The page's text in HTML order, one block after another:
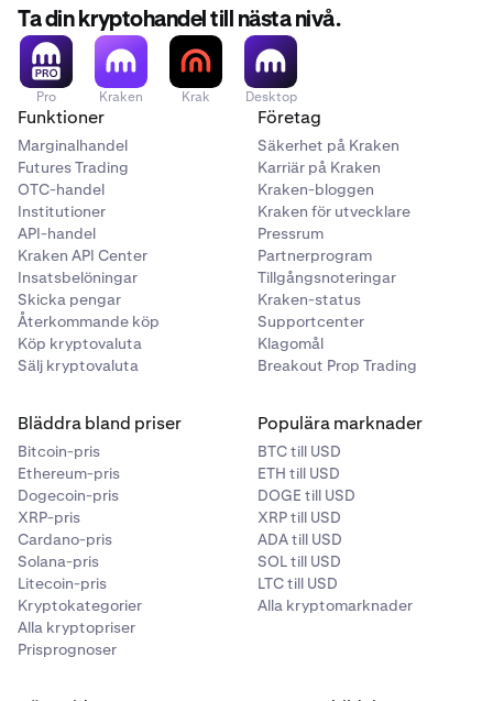
Ta din kryptohandel till nästa nivå.
Pro Kraken Krak Desktop
Funktioner
Marginalhandel
Futures Trading
OTC-handel
Institutioner
API-handel
Kraken API Center
Insatsbelöningar
Skicka pengar
Återkommande köp
Köp kryptovaluta
Sälj kryptovaluta
Företag
Säkerhet på Kraken
Karriär på Kraken
Kraken-bloggen
Kraken för utvecklare
Pressrum
Partnerprogram
Tillgångsnoteringar
Kraken-status
Supportcenter
Klagomål
Breakout Prop Trading
Bläddra bland priser
Bitcoin-pris
Ethereum-pris
Dogecoin-pris
XRP-pris
Cardano-pris
Solana-pris
Litecoin-pris
Kryptokategorier
Alla kryptopriser
Prisprognoser
Populära marknader
BTC till USD
ETH till USD
DOGE till USD
XRP till USD
ADA till USD
SOL till USD
LTC till USD
Alla kryptomarknader